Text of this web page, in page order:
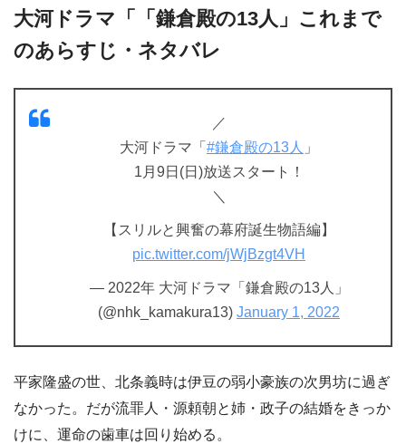
大河ドラマ「「鎌倉殿の13人」これまで
のあらすじ・ネタバレ
／
大河ドラマ「 #鎌倉殿の13人 」
1月9日(日)放送スタート！
＼
【スリルと興奮の幕府誕生物語編】
pic.twitter.com/jWjBzgt4VH
— 2022年 大河ドラマ「鎌倉殿の13人」
(@nhk_kamakura13) January 1, 2022
平家隆盛の世、北条義時は伊豆の弱小豪族の次男坊に過ぎ
なかった。だが流罪人・源頼朝と姉・政子の結婚をきっか
けに、運命の歯車は回り始める。